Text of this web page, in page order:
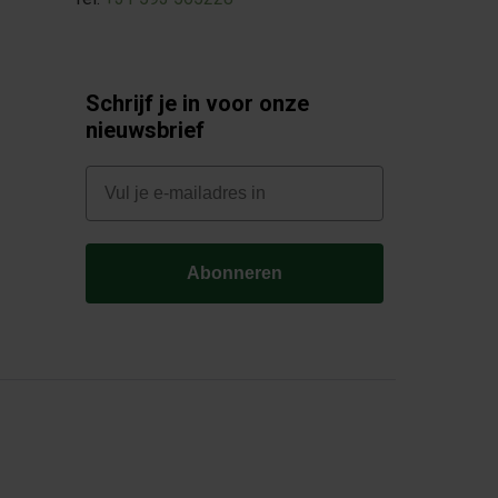
Schrijf je in voor onze
nieuwsbrief
E-mail
Abonneren